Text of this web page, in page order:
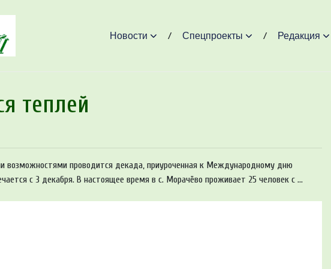
Новости Спецпроекты Редакция
теплей
возможностями проводится декада, приуроченная к Международному дню
с 3 декабря. В настоящее время в с. Морачёво проживает 25 человек с ...